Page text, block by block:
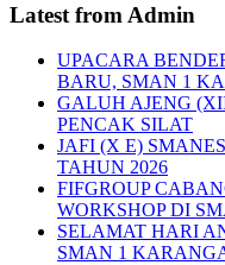
Latest from Admin
UPACARA
BARU, SMAN 1
GALUH AJENG
PENCAK SILAT
JAFI (X E)
TAHUN 2026
FIFGROUP
WORKSHOP DI
SELAMAT HARI
SMAN 1